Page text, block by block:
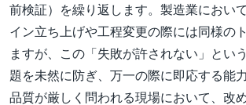
前検証）を繰り返します。製造業におい
イン立ち上げや工程変更の際には同様の
ますが、この「失敗が許されない」とい
題を未然に防ぎ、万一の際に即応する能
品質が厳しく問われる現場において、改